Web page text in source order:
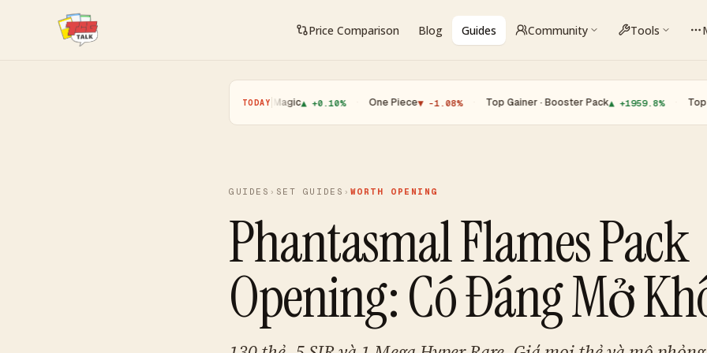
Price Comparison Blog Guides Community Tools
TODAY
Magic▲ +0.10% · One Piece▼ -1.08% · Top Gainer · Booster Pack▲ +1959.8% · Top Loser ·
GUIDES › SET GUIDES › WORTH OPENING
Phantasmal Flames Pack
Opening: Có Đáng Mở